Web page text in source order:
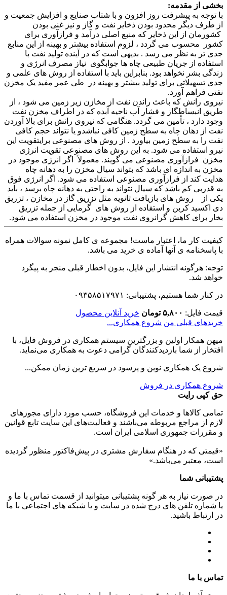
بخشی از مقدمه:
با توجه به پیشرفت روز افزون و با شتاب صنایع و افزایش جمعیت و
از طرف دیگر محدود بودن ذخایر نفت و گاز و نیز غنی بودن
کشورمان از این ذخایر که منبع اصلی درآمد و فرازآوری برای
کشور محسوب می گردد ، لزوم استفاده بیشتر و بهینه از این منابع
جدی تر به نظر می رسد . بدیهی است که در آینده تولید نفت با
استفاده از جریان طبیعی چاه ها جوابگوی نیاز مصرف انرژی و
زندگی بشر نخواهد بود. بنابراین باید با استفاده از روش های علمی و
جدی تسهیلاتی برای تولید بیشتر و بهینه در طی عمر مفید یک مخزن
نفتی فراهم آورد.
نیروی رانش که باعث راندن نفت از مخازن زیر زمین می شود ، از
طریق انبساطگاز و فشار آب ناحیه آبده که در اطراف مخزن نفت
وجود دارد ، تأمین می گردد. هنگامی که نیروی رانش برای بالا آوردن
نفت از دهان چاه به سطح زمین کافی نباشدو یا نتواند حجم کافی
نفت را به سطح زمین بیاورد . از روش های مصنوعی برایتقویت این
نیرو استفاده می شود. به این روش های مصنوعی تقویت انرژی
مخزن فرازآوری مصنوعی می گویند. معمولاً اگر انرژی موجود در
مخزن به اندازه ای باشد که بتواند سیال مخزن را به دهانه چاه
هدایت کند از فرازآوری مصنوعی استفاده می شود. اگر انرژی فوق
به قدربی کم باشد که سیال نتواند به راحتی به دهانه چاه برسد ، باید
یکی از روش های بازیافت ثانویه مثل تزریق گاز در مخازن ، تزریق
دی اکسید کربن و استفاده از روش های گرمایی از جمله تزریق
بخار برای کاهش گرانروی نفت موجود در مخزن استفاده می شود.
کیفیت کار ما، اعتبار ماست! مجموعه ی کامل نمونه سوالات همراه
با پاسخنامه ی آنها آماده ی خرید می باشد.
توجه: هرگونه انتشار این فایل، بدون اخطار قبلی منجر به پیگرد
خواهد شد.
در کنار شما هستیم، پشتیبانی: ۰۹۳۵۸۵۱۷۹۷۱
قیمت فایل: ۵,۸۰۰ تومان
خرید آنلاین محصول
خریدهای قبلی من شروع همکاری...
میهن همکار اولین و بزرگترین سیستم همکاری در فروش فایل، با
افتخار از شما بازدیدکنندگان گرامی دعوت به همکاری می‌نماید.
شروع یک همکاری نوین و پرسود در سریع ترین زمان ممکن...
شروع همکاری در فروش
حق کپی رایت
تمامی كالاها و خدمات اين فروشگاه، حسب مورد دارای مجوزهای
لازم از مراجع مربوطه می‌باشند و فعاليت‌های اين سايت تابع قوانين
و مقررات جمهوری اسلامی ايران است.
«قیمتی که در هنگام سفارش مشتری در پیش‌­فاکتور منظور گرديده
است، معتبر می‌باشد.»
پشتیبانی شما
در صورت نیاز به هر گونه پشتیبانی میتوانید از قسمت تماس با ما و
یا شماره تلفن های درج شده در سایت و یا شبکه های اجتماعی با ما
در ارتباط باشید.
تماس با ما